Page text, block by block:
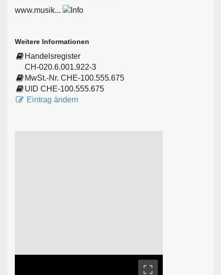
www.musik...
Weitere Informationen
Handelsregister
CH-020.6.001.922-3
MwSt.-Nr. CHE-100.555.675
UID CHE-100.555.675
Eintrag ändern